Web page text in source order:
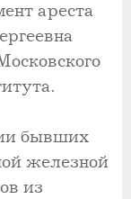
ареста
бывших
железной
из